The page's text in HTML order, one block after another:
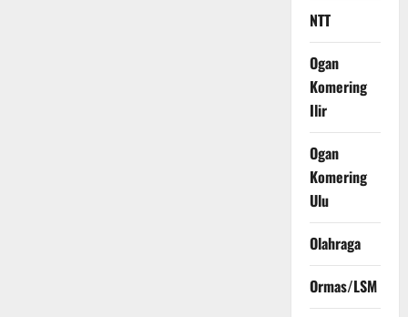
NTT
Ogan
Komering
Ilir
Ogan
Komering
Ulu
Olahraga
Ormas/LSM